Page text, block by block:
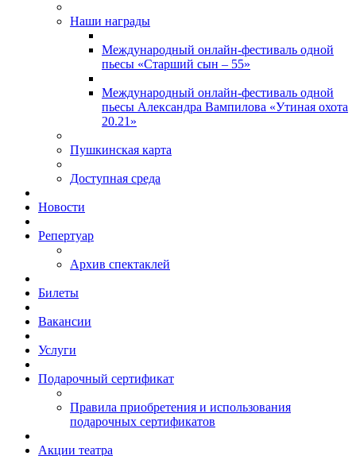
Наши награды
Международный онлайн-фестиваль одной
пьесы «Старший сын – 55»
Международный онлайн-фестиваль одной
пьесы Александра Вампилова «Утиная охота
20.21»
Пушкинская карта
Доступная среда
Новости
Репертуар
Архив спектаклей
Билеты
Вакансии
Услуги
Подарочный сертификат
Правила приобретения и использования
подарочных сертификатов
Акции театра